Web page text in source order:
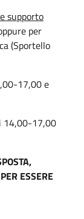
supporto
per
(Sportello
17,00 e
17,00
ESSERE